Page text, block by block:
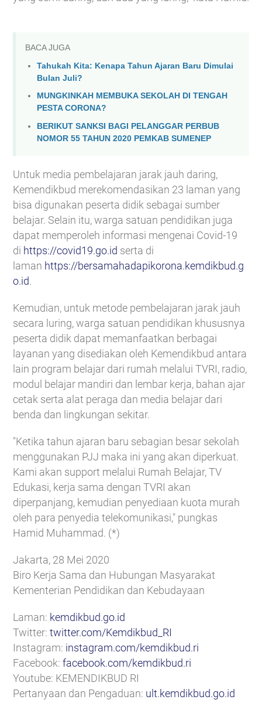
BACA JUGA
Tahukah Kita: Kenapa Tahun Ajaran Baru Dimulai
Bulan Juli?
MUNGKINKAH MEMBUKA SEKOLAH DI TENGAH
PESTA CORONA?
BERIKUT SANKSI BAGI PELANGGAR PERBUB
NOMOR 55 TAHUN 2020 PEMKAB SUMENEP
Untuk media pembelajaran jarak jauh daring,
Kemendikbud merekomendasikan 23 laman yang
bisa digunakan peserta didik sebagai sumber
belajar. Selain itu, warga satuan pendidikan juga
dapat memperoleh informasi mengenai Covid-19
di https://covid19.go.id serta di
laman https://bersamahadapikorona.kemdikbud.g
o.id.
Kemudian, untuk metode pembelajaran jarak jauh
secara luring, warga satuan pendidikan khususnya
peserta didik dapat memanfaatkan berbagai
layanan yang disediakan oleh Kemendikbud antara
lain program belajar dari rumah melalui TVRI, radio,
modul belajar mandiri dan lembar kerja, bahan ajar
cetak serta alat peraga dan media belajar dari
benda dan lingkungan sekitar.
"Ketika tahun ajaran baru sebagian besar sekolah
menggunakan PJJ maka ini yang akan diperkuat.
Kami akan support melalui Rumah Belajar, TV
Edukasi, kerja sama dengan TVRI akan
diperpanjang, kemudian penyediaan kuota murah
oleh para penyedia telekomunikasi," pungkas
Hamid Muhammad. (*)
Jakarta, 28 Mei 2020
Biro Kerja Sama dan Hubungan Masyarakat
Kementerian Pendidikan dan Kebudayaan
Laman: kemdikbud.go.id
Twitter: twitter.com/Kemdikbud_RI
Instagram: instagram.com/kemdikbud.ri
Facebook: facebook.com/kemdikbud.ri
Youtube: KEMENDIKBUD RI
Pertanyaan dan Pengaduan: ult.kemdikbud.go.id